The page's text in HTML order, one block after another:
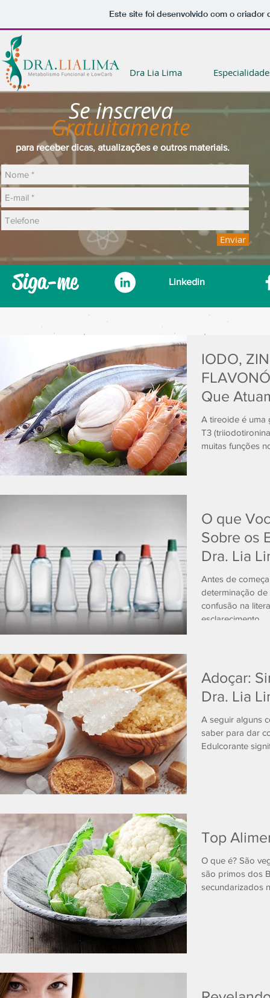
Este site foi desenvolvido com o criador
Dra Lia Lima
Se inscreva
Gratuitamente
para receber dicas, atualizações e outros materiais.
Enviar
Siga-me Linkedin
IODO,
Que
A tireoide é
T3
muitas funções
O que
Sobre os
Dra. Lia
Antes de
determinação de
confusão na
esclarecimento...
Adoçar:
Dra. Lia
A seguir alguns
saber para dar
Edulcorante
Top
O que é? São
são primos dos
secundarizados